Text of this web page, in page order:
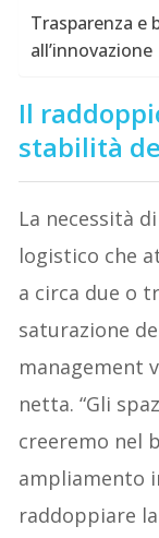
Trasparenza e
all’innovazione
Il
stabilità
La necessità
logistico che
a circa due o
saturazione
management
netta. “Gli
creeremo nel
ampliamento
raddoppiare